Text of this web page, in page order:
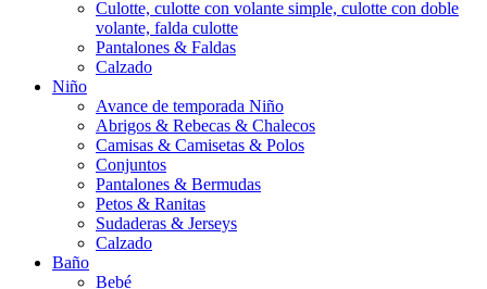
Culotte, culotte con volante simple, culotte con doble
volante, falda culotte
Pantalones & Faldas
Calzado
Niño
Avance de temporada Niño
Abrigos & Rebecas & Chalecos
Camisas & Camisetas & Polos
Conjuntos
Pantalones & Bermudas
Petos & Ranitas
Sudaderas & Jerseys
Calzado
Baño
Bebé